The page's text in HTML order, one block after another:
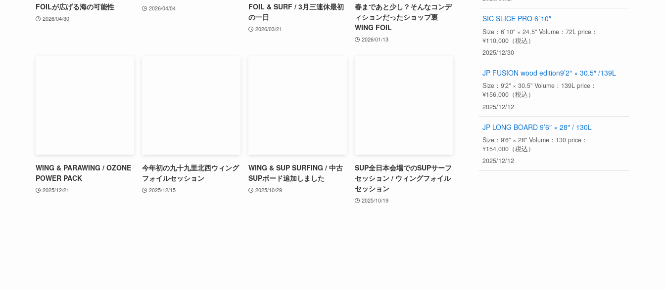
FOILが広げる海の可能性
2026/04/30
2026/04/04
FOIL & SURF / 3月三連休最初
の一日
2026/03/21
春まであと少し？そんなコンデ
ィションだったショップ裏
WING FOIL
2026/01/13
WING & PARAWING / OZONE
POWER PACK
2025/12/21
今年初の九十九里北西ウィング
フォイルセッション
2025/12/15
WING & SUP SURFING / 中古
SUPボード追加しました
2025/10/29
SUP全日本会場でのSUPサーフ
セッション / ウィングフォイル
セッション
2025/10/19
SIC SLICE PRO 6`10″
2025/12/30
Size：6`10" × 24.5" Volume：72L price：
¥110,000（税込）
JP FUSION wood edition9’2″ × 30.5″ /139L
2025/12/12
Size：9'2" × 30.5" Volume：139L price：
¥156,000（税込）
JP LONG BOARD 9’6″ × 28″ / 130L
2025/12/12
Size：9'6" × 28" Volume：130 price：
¥154,000（税込）